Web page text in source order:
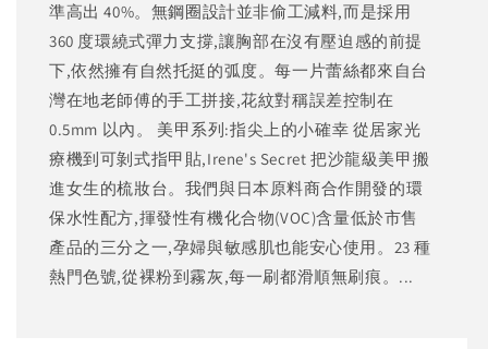
準高出 40%。無鋼圈設計並非偷工減料,而是採用
360 度環繞式彈力支撐,讓胸部在沒有壓迫感的前提
下,依然擁有自然托挺的弧度。每一片蕾絲都來自台
灣在地老師傅的手工拼接,花紋對稱誤差控制在
0.5mm 以內。 美甲系列:指尖上的小確幸 從居家光
療機到可剝式指甲貼,Irene's Secret 把沙龍級美甲搬
進女生的梳妝台。我們與日本原料商合作開發的環
保水性配方,揮發性有機化合物(VOC)含量低於市售
產品的三分之一,孕婦與敏感肌也能安心使用。23 種
熱門色號,從裸粉到霧灰,每一刷都滑順無刷痕。...